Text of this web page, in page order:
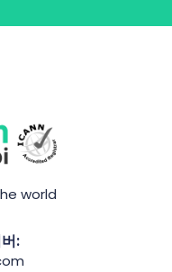
world
: